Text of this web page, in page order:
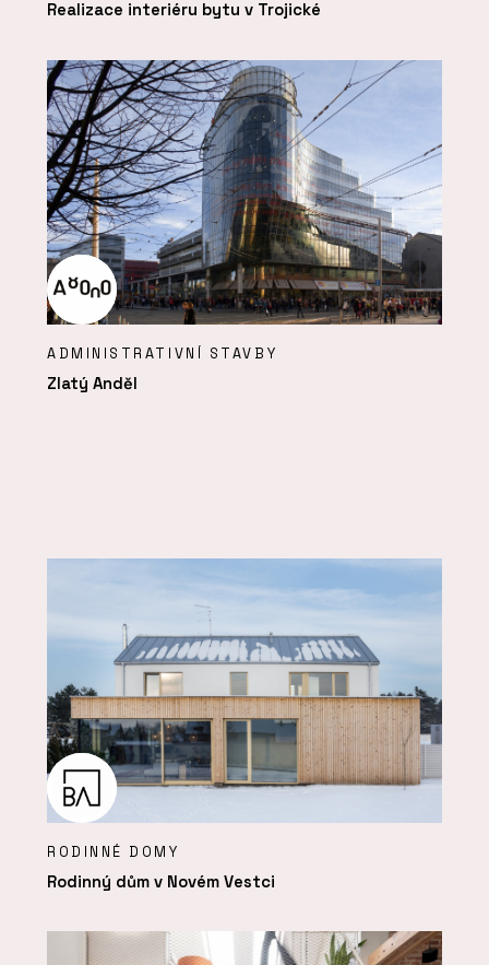
Realizace interiéru bytu v Trojické
ADMINISTRATIVNÍ STAVBY
Zlatý Anděl
RODINNÉ DOMY
Rodinný dům v Novém Vestci